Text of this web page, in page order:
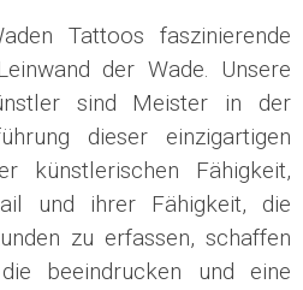
Tattoos faszinierende
der Wade. Unsere
sind Meister in der
dieser einzigartigen
künstlerischen Fähigkeit,
und ihrer Fähigkeit, die
zu erfassen, schaffen
beeindrucken und eine